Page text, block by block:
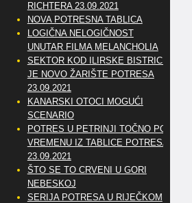
RICHTERA 23.09.2021
NOVA POTRESNA TABLICA
LOGIČNA NELOGIČNOST
UNUTAR FILMA MELANCHOLIA
SEKTOR KOD ILIRSKE BISTRICE
JE NOVO ŽARIŠTE POTRESA
23.09.2021
KANARSKI OTOCI MOGUĆI
SCENARIO
POTRES U PETRINJI TOČNO PO
VREMENU IZ TABLICE POTRESA
23.09.2021
ŠTO SE TO CRVENI U GORI
NEBESKOJ
SERIJA POTRESA U RIJEČKOM